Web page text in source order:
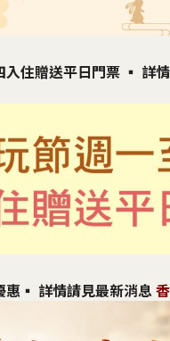
入住贈送平日門票 ▪︎ 詳
惠 ▪︎ 詳情請見最新消息